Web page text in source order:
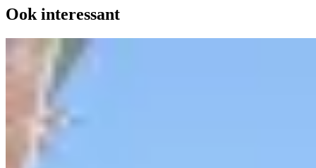
Ook interessant